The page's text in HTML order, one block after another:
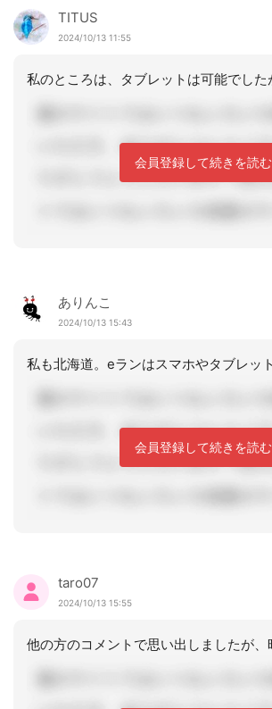
TITUS
2024/10/13 11:55
会員登録して続きを読む
ありんこ
2024/10/13 15:43
会員登録して続きを読む
taro07
2024/10/13 15:55